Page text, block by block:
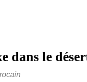
dans le